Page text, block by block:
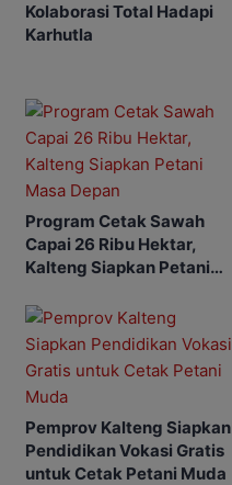
Kolaborasi Total Hadapi
Karhutla
Program Cetak Sawah
Capai 26 Ribu Hektar,
Kalteng Siapkan Petani
Pemprov Kalteng Siapkan
Pendidikan Vokasi Gratis
untuk Cetak Petani Muda